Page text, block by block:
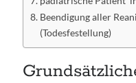
Beendigung aller
(Todesfestellung)